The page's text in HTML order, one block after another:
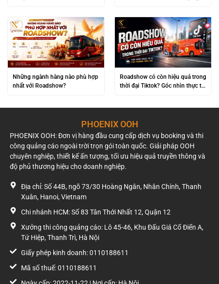
Những ngành hàng nào phù hợp
nhất với Roadshow?
Roadshow có còn hiệu quả trong
thời đại Tiktok? Góc nhìn thực tế
PHOENIX OOH
PHOENIX OOH: Đơn vị hàng đầu cung cấp dịch vụ booking và thi
công quảng cáo ngoài trời trọn gói toàn quốc. Giải pháp OOH
chuyên nghiệp, thiết kế ấn tượng, tối ưu hiệu quả truyền thông và
độ phủ thương hiệu cho doanh nghiệp.
Địa chỉ: Số 44B, ngõ 73/30 Hoàng Ngân, Nhân Chính, Thanh
Xuân, Hanoi, Vietnam
Chi nhánh HCM: Số 83 Tân Thới Nhất 12, Quận 12
Xưởng thi công quảng cáo: Lô 45-46, Khu Đấu Giá Cổ Điển A,
Tứ Hiệp, Thanh Trì, Hà Nội
Giấy phép kinh doanh: 0110188611
Mã số thuế: 0110188611